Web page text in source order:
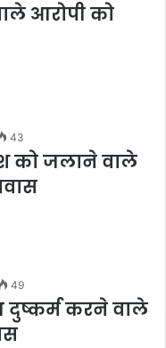
आरोपी को
43
को जलाने वाले
49
दुष्कर्म करने वाले